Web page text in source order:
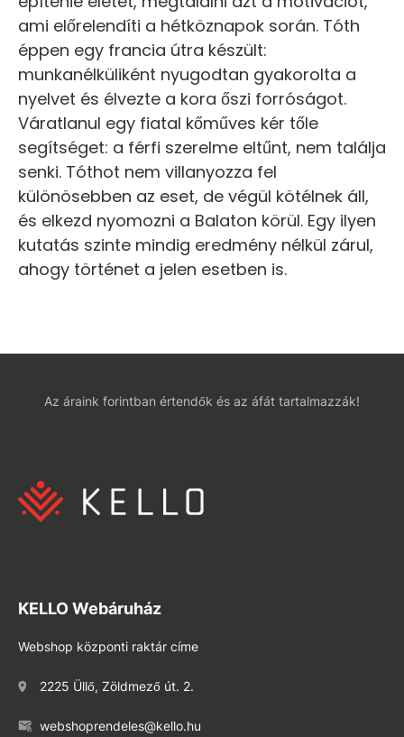
ami előrelendíti a hétköznapok során. Tóth
éppen egy francia útra készült:
munkanélküliként nyugodtan gyakorolta a
nyelvet és élvezte a kora őszi forróságot.
Váratlanul egy fiatal kőműves kér tőle
segítséget: a férfi szerelme eltűnt, nem találja
senki. Tóthot nem villanyozza fel
különösebben az eset, de végül kötélnek áll,
és elkezd nyomozni a Balaton körül. Egy ilyen
kutatás szinte mindig eredmény nélkül zárul,
ahogy történet a jelen esetben is.
Az áraink forintban értendők és az áfát tartalmazzák!
KELLO Webáruház
Webshop központi raktár címe
2225 Üllő, Zöldmező út. 2.
webshoprendeles@kello.hu